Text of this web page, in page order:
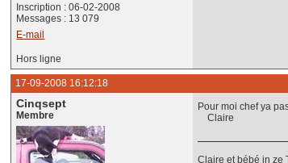
Inscription : 06-02-2008
Messages : 13 079
E-mail
Hors ligne
17-09-2008 16:12:18
Cinqsept
Membre
Pour moi chef ya
Claire
Claire et bébé in ze